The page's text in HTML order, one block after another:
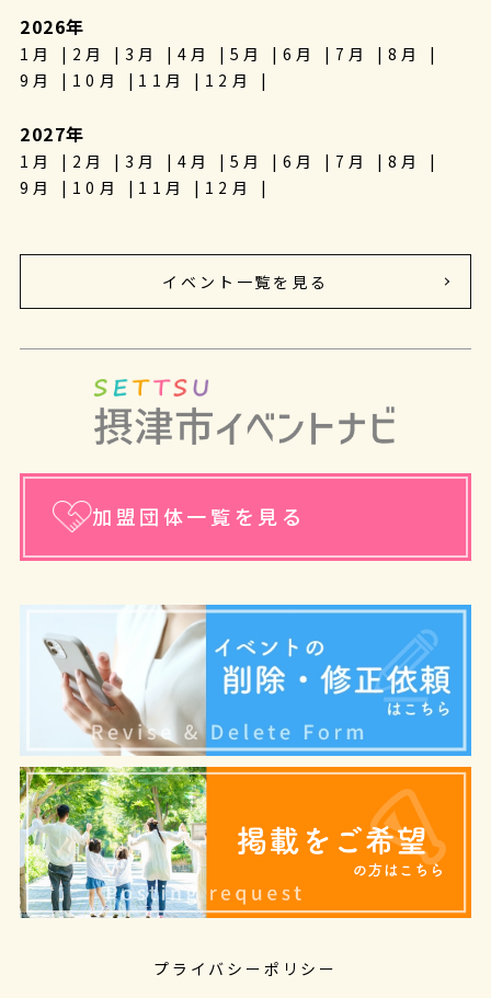
2026年
1月 2月 3月 4月 5月 6月 7月
8月
9月
10月 11月 12月
2027年
1月 2月 3月 4月 5月 6月 7月
8月
9月
10月 11月 12月
イベント一覧を見る
加盟団体一覧を見る
プライバシーポリシー